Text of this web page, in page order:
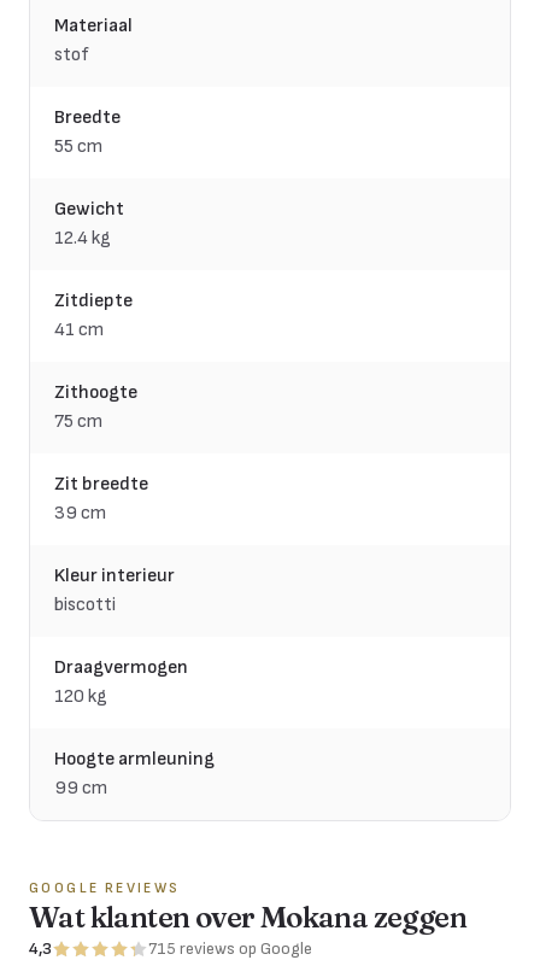
Materiaal
stof
Breedte
55 cm
Gewicht
12.4 kg
Zitdiepte
41 cm
Zithoogte
75 cm
Zit breedte
39 cm
Kleur interieur
biscotti
Draagvermogen
120 kg
Hoogte armleuning
99 cm
GOOGLE REVIEWS
Wat klanten over Mokana zeggen
4,3 715 reviews op Google